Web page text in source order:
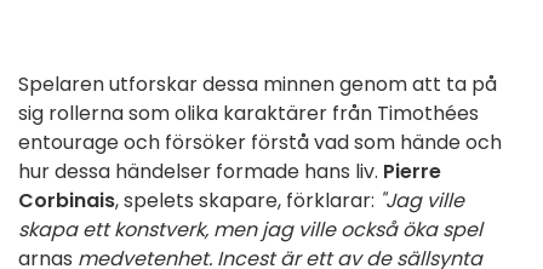
Spelaren utforskar dessa minnen genom att ta på
sig rollerna som olika karaktärer från Timothées
entourage och försöker förstå vad som hände och
hur dessa händelser formade hans liv. Pierre
Corbinais, spelets skapare, förklarar: "Jag ville
skapa ett konstverk, men jag ville också öka spel
arnas medvetenhet. Incest är ett av de sällsynta